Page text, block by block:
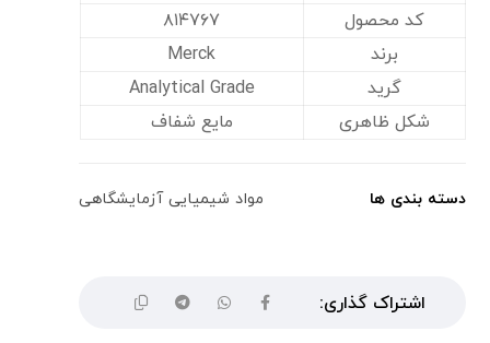
کد محصول
۸۱۴۷۶۷
برند
Merck
گرید
Analytical Grade
شکل ظاهری
مایع شفاف
دسته بندی ها مواد شیمیایی آزمایشگاهی